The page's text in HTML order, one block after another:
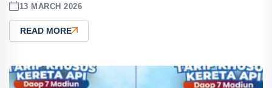
13 MARCH 2026
READ MORE